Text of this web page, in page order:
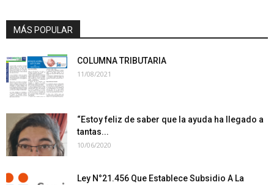
MÁS POPULAR
COLUMNA TRIBUTARIA
11/08/2021
“Estoy feliz de saber que la ayuda ha llegado a
tantas...
10/06/2020
Ley N°21.456 Que Establece Subsidio A La